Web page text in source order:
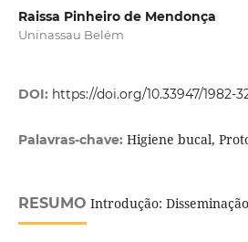
Raissa Pinheiro de Mendonça
Uninassau Belém
DOI: https://doi.org/10.33947/1982-
Palavras-chave: Higiene bucal,
RESUMO Introdução: